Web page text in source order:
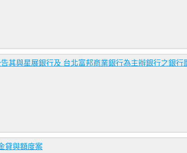
其與星展銀行及 台北富邦商業銀行為主辦銀行之銀行
貸與額度案